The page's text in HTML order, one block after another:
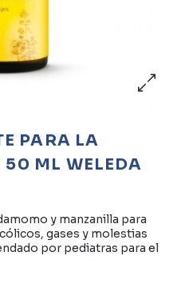
PARA LA
50 ML WELEDA
y manzanilla para
gases y molestias
por pediatras para el